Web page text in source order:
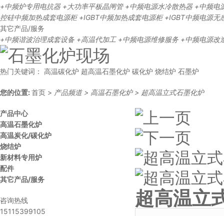
+中频炉专用电抗器 +大功率平板晶闸管+中频电源水冷散热器 +中频电
控硅中频加热成套电源柜+IGBT中频加热成套电源柜+IGBT中频电源无
其它产品/服务
+中频谐波治理成套设备 +高温代加工 +中频电源维修服务 +中频电源改
热门关键词： 高温碳化炉 超高温石墨化炉 碳化炉 烧结炉 石墨炉
您的位置:首页 > 产品频道 > 高温石墨化炉 > 超高温立式石墨化炉
产品中心
高温石墨化炉
高温炭化/碳化炉
烧结炉
新材料专用炉
配件
其它产品/服务
咨询热线
15115399105
超高温立